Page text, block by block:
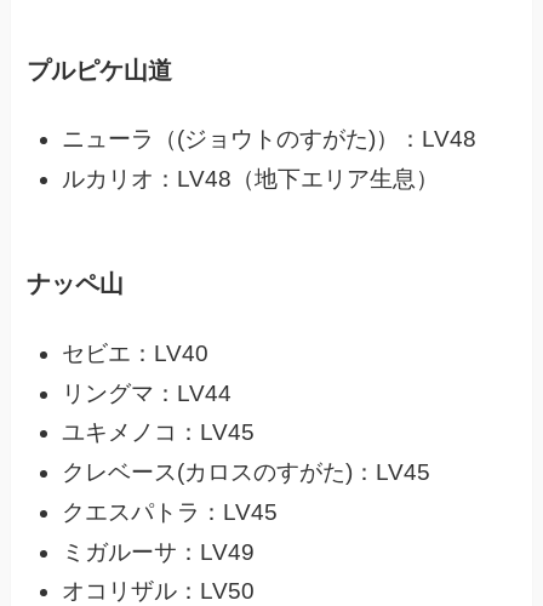
プルピケ山道
ニューラ（(ジョウトのすがた)）：LV48
ルカリオ：LV48（地下エリア生息）
ナッペ山
セビエ：LV40
リングマ：LV44
ユキメノコ：LV45
クレベース(カロスのすがた)：LV45
クエスパトラ：LV45
ミガルーサ：LV49
オコリザル：LV50